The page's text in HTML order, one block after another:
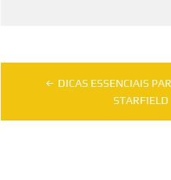
Navegação
Post
DICAS ESSENCIAIS
STARFIELD